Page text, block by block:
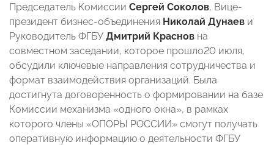
Председатель Комиссии Сергей Соколов, Вице-
президент бизнес-объединения Николай Дунаев и
Руководитель ФГБУ Дмитрий Краснов на
совместном заседании, которое прошло20 июля,
обсудили ключевые направления сотрудничества и
формат взаимодействия организаций. Была
достигнута договоренность о формировании на базе
Комиссии механизма «одного окна», в рамках
которого члены «ОПОРЫ РОССИИ» смогут получать
оперативную информацию о деятельности ФГБУ